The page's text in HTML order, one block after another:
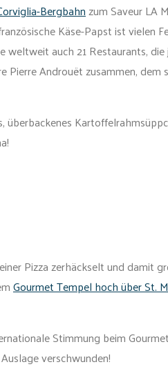
Bergbahnzum Saveur LA
Käse-Papst ist vielen
auch 21 Restaurants,
Androuët zusammen, dem
Pizza zerhäckselt und damit
Gourmet Tempel hoch über St.
Stimmung beim
verschwunden!